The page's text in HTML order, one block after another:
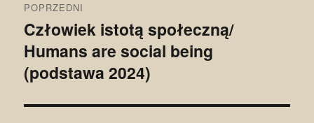
wpisu
POPRZEDNI
Poprzedni
wpis:
Człowiek istotą społeczną/
Humans are social being
(podstawa 2024)